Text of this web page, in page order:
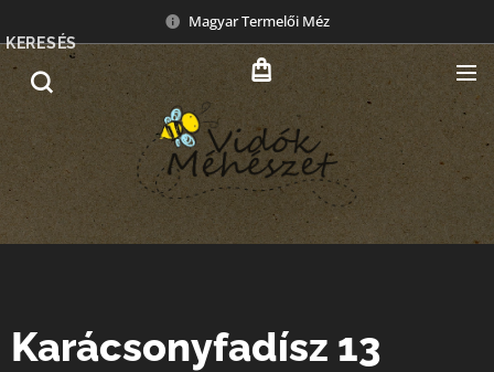
Magyar Termelői Méz
KERESÉS
Karácsonyfadísz 13